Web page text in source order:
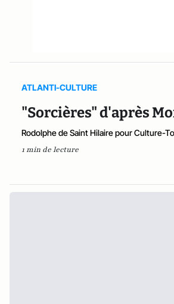
ATLANTI-CULTURE
"Sorcières" d'après
Rodolphe de Saint Hilaire pour Culture-
1 min de lecture